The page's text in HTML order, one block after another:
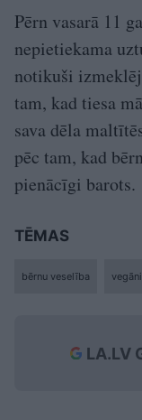
Pērn vasarā 11
nepietiekama
notikuši
tam, kad tiesa
sava dēla
pēc tam, kad
pienācīgi barots.
TĒMAS
bērnu veselība vegāni
LA.LV